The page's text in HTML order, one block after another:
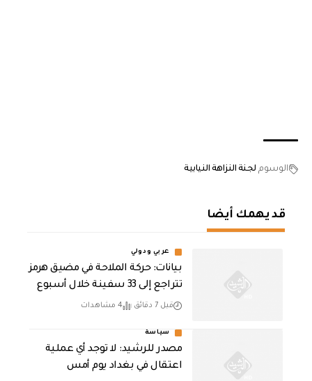
الوسوم لجنة النزاهة النيابية
قد يهمك أيضا
عربي ودولي
بيانات: حركة الملاحة في مضيق هرمز
تتراجع إلى 33 سفينة خلال أسبوع
قبل 7 دقائق 4 مشاهدات
سياسة
مصدر للرشيد: لا توجد أي عملية
اعتقال في بغداد يوم أمس